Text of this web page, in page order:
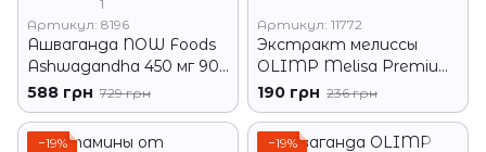
1
Артикул: 8196
Ашваганда NOW Foods
Ashwagandha 450 мг 90
капсул
588 грн 729 грн
Артикул: 11772
Экстракт мелиссы
OLIMP Melisa Premium
320 мг melissa extract 30
капсул
190 грн 236 грн
−19% −19%